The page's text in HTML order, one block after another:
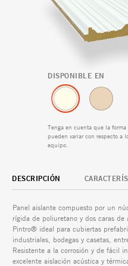
DISPONIBLE EN
Tenga en cuenta que la
pueden variar con respecto a
equipo.
DESCRIPCIÓN
Panel aislante compuesto por un
rígida de poliuretano y dos caras de
Pintro® ideal para cubiertas
industriales, bodegas y casetas,
Resistente a la corrosión y de fácil
excelente aislación acústica y